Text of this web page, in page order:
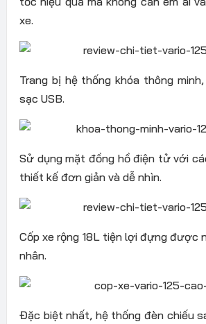
xe.
Trang bị hệ thống khóa thông
sạc USB.
Sử dụng mặt đồng hồ điện tử với
thiết kế đơn giản và dễ nhìn.
Cốp xe rộng 18L tiện lợi đựng được
nhân.
Đặc biệt nhất, hệ thống đèn chiếu